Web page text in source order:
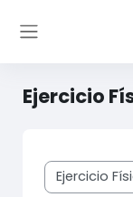
Ejercicio
Course